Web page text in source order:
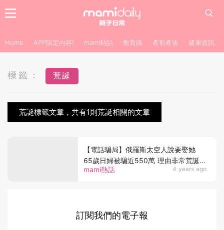
Home APP限定內容! mami熱話 教育路 產前產後 健康資訊
標籤： 荒誕
荒誕標籤文章，共有1則荒誕相關的文章
mami熱話 4 years ago
【電話騙局】俄羅斯太空人說要娶她
65歲日婦被騙近550萬 理由非常荒誕
網稱：為什麼還有人相信
訂閱我們的電子報